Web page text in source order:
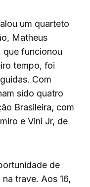
um quarteto
Matheus
que funcionou
tempo, foi
Com
sido quatro
Brasileira, com
e Vini Jr, de
de
trave. Aos 16,